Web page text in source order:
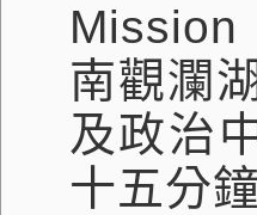
Mission
南觀瀾
及政治
十五分